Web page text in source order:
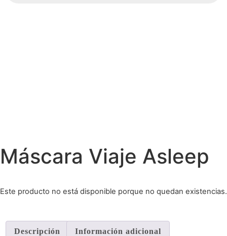
Máscara Viaje Asleep
Este producto no está disponible porque no quedan existencias.
Descripción Información adicional